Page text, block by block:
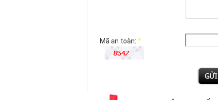
Mã an toàn: *